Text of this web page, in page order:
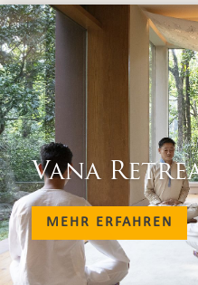
Vana
MEHR ERFAHREN